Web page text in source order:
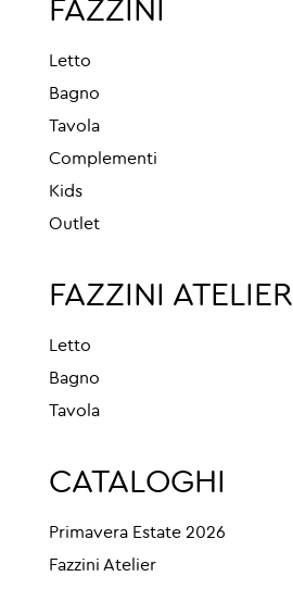
FAZZINI
Letto
Bagno
Tavola
Complementi
Kids
Outlet
FAZZINI ATELIER
Letto
Bagno
Tavola
CATALOGHI
Primavera Estate 2026
Fazzini Atelier